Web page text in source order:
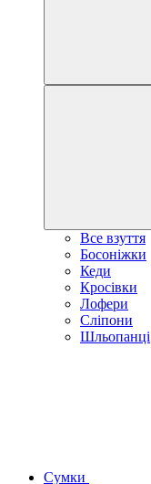
Все взуття
Босоніжки
Кеди
Кросівки
Лофери
Сліпони
Шльопанці
Сумки